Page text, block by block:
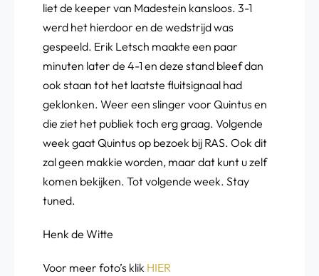
liet de keeper van Madestein kansloos. 3-1
werd het hierdoor en de wedstrijd was
gespeeld. Erik Letsch maakte een paar
minuten later de 4-1 en deze stand bleef dan
ook staan tot het laatste fluitsignaal had
geklonken. Weer een slinger voor Quintus en
die ziet het publiek toch erg graag. Volgende
week gaat Quintus op bezoek bij RAS. Ook dit
zal geen makkie worden, maar dat kunt u zelf
komen bekijken. Tot volgende week. Stay
tuned.
Henk de Witte
Voor meer foto’s klik HIER